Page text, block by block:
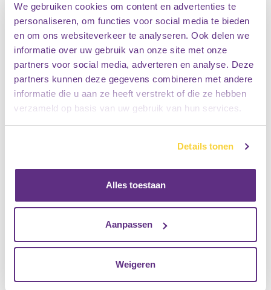
We gebruiken cookies om content en advertenties te
personaliseren, om functies voor social media te bieden
en om ons websiteverkeer te analyseren. Ook delen we
informatie over uw gebruik van onze site met onze
partners voor social media, adverteren en analyse. Deze
partners kunnen deze gegevens combineren met andere
informatie die u aan ze heeft verstrekt of die ze hebben
verzameld op basis van uw gebruik van hun services.
Details tonen
Alles toestaan
Aanpassen
Weigeren
opbergruimte Aura een uitstekende keuze voor iedereen
die op zoek is naar een bed dat zowel functioneel als
stijlvol is. Het hoofdbord voegt een vleugje elegantie toe
aan elke slaapkamer en maakt het bed tot een centraal
punt van je interieur.
Completeer je Slaapkamer met de
Boxspring met opbergruimte Aura
Boxspring met opbergruimte Aura, verkrijgbaar in de
maten 90×200 cm, 120×200 cm, 140×200 cm, 160×200
meubels toe te voegen, zoals een bedbank en een
nachtkastje. De bedbank is een praktische en stijlvolle
aanvulling, met een hoogte van 53 cm, een breedte van
140 cm, en een diepte van 43 cm. Het is perfect om aan